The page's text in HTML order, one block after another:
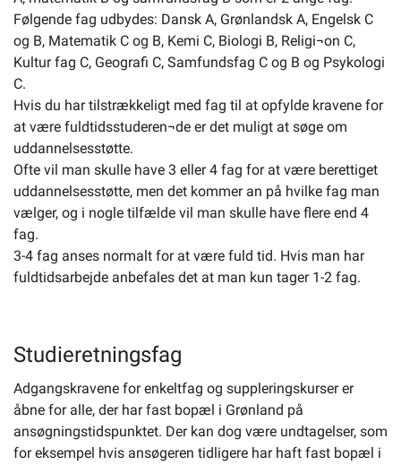
Følgende fag udbydes: Dansk A, Grønlandsk A, Engelsk C
og B, Matematik C og B, Kemi C, Biologi B, Religi¬on C,
Kultur fag C, Geografi C, Samfundsfag C og B og Psykologi
C.
Hvis du har tilstrækkeligt med fag til at opfylde kravene for
at være fuldtidsstuderen¬de er det muligt at søge om
uddannelsesstøtte.
Ofte vil man skulle have 3 eller 4 fag for at være berettiget
uddannelsesstøtte, men det kommer an på hvilke fag man
vælger, og i nogle tilfælde vil man skulle have flere end 4
fag.
3-4 fag anses normalt for at være fuld tid. Hvis man har
fuldtidsarbejde anbefales det at man kun tager 1-2 fag.
Studieretningsfag
Adgangskravene for enkeltfag og suppleringskurser er
åbne for alle, der har fast bopæl i Grønland på
ansøgningstidspunktet. Der kan dog være undtagelser, som
for eksempel hvis ansøgeren tidligere har haft fast bopæl i